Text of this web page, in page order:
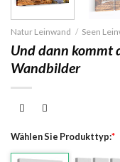
Natur Leinwand / Seen
Und dann kommt
Wandbilder
Wählen Sie Produkttyp:*